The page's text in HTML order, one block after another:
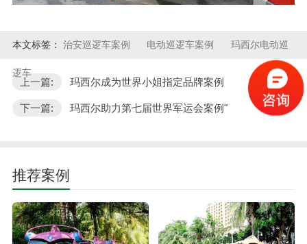
本文标签： 治安巡逻车案例 电动巡逻车案例 玛西尔电动巡
逻车
上一篇: 玛西尔成为世界小姐指定品牌案例
下一篇: 玛西尔助力第七届世界军运会案例"
推荐案例